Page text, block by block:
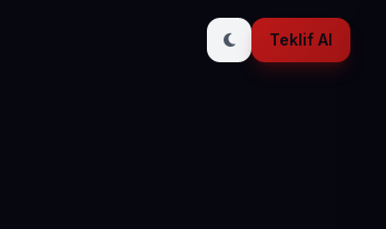
Teklif Al